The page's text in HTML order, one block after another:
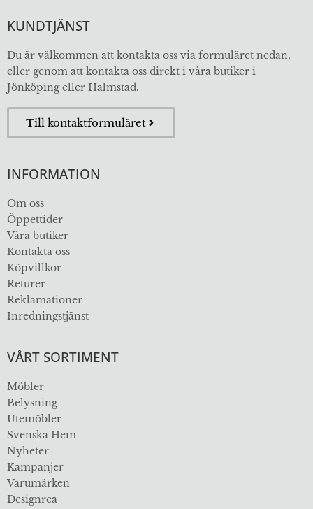
KUNDTJÄNST
Du är välkommen att kontakta oss via formuläret nedan,
eller genom att kontakta oss direkt i våra butiker i
Jönköping eller Halmstad.
Till kontaktformuläret
INFORMATION
Om oss
Öppettider
Våra butiker
Kontakta oss
Köpvillkor
Returer
Reklamationer
Inredningstjänst
VÅRT SORTIMENT
Möbler
Belysning
Utemöbler
Svenska Hem
Nyheter
Kampanjer
Varumärken
Designrea